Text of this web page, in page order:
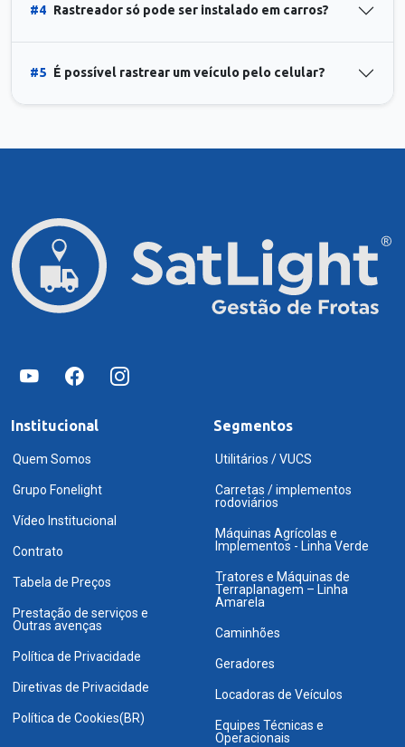
#4 Rastreador só pode ser instalado em carros?
#5 É possível rastrear um veículo pelo celular?
Institucional
Quem Somos
Grupo Fonelight
Vídeo Institucional
Contrato
Tabela de Preços
Prestação de serviços e
Outras avenças
Política de Privacidade
Diretivas de Privacidade
Política de Cookies(BR)
Segmentos
Utilitários / VUCS
Carretas / implementos
rodoviários
Máquinas Agrícolas e
Implementos - Linha Verde
Tratores e Máquinas de
Terraplanagem – Linha
Amarela
Caminhões
Geradores
Locadoras de Veículos
Equipes Técnicas e
Operacionais